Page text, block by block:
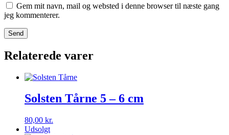
Gem mit navn, mail og websted i denne browser til næste gang
jeg kommenterer.
Relaterede varer
Solsten Tårne 5 – 6 cm
80,00 kr.
Udsolgt